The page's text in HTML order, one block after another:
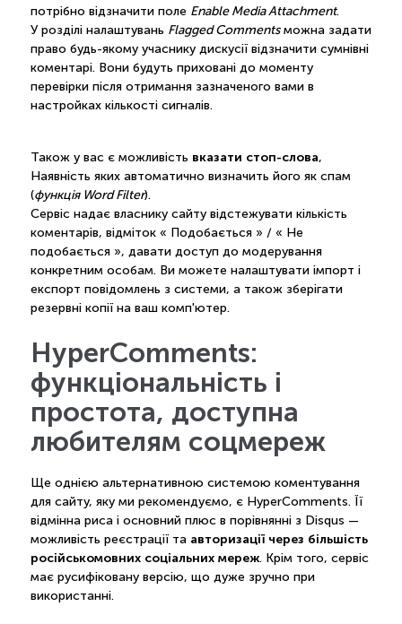
потрібно відзначити поле Enable Media Attachment.
У розділі налаштувань Flagged Commentsможна задати
право будь-якому учаснику дискусії відзначити сумнівні
коментарі. Вони будуть приховані до моменту
перевірки після отримання зазначеного вами в
настройках кількості сигналів.
Також у вас є можливість вказати стоп-слова,
Наявність яких автоматично визначить його як спам
(функція Word Filter).
Сервіс надає власнику сайту відстежувати кількість
коментарів, відміток « Подобається » / « Не
подобається », давати доступ до модерування
конкретним особам. Ви можете налаштувати імпорт і
експорт повідомлень з системи, а також зберігати
резервні копії на ваш комп'ютер.
HyperComments:
функціональність і
простота, доступна
любителям соцмереж
Ще однією альтернативною системою коментування
для сайту, яку ми рекомендуємо, є HyperComments. Її
відмінна риса і основний плюс в порівнянні з Disqus —
можливість реєстрації та авторизації через більшість
російськомовних соціальних мереж. Крім того, сервіс
має русифіковану версію, що дуже зручно при
використанні.